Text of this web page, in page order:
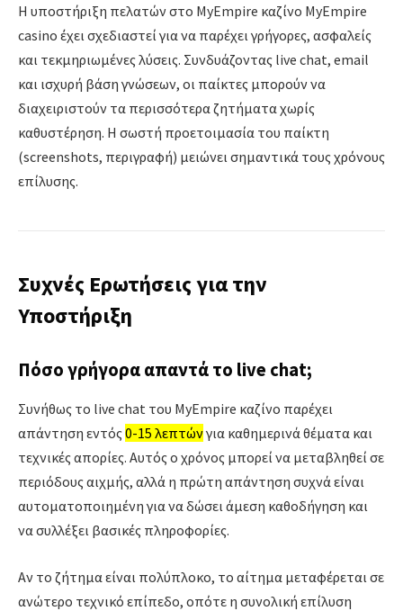
Η υποστήριξη πελατών στο MyEmpire καζίνο MyEmpire
casino έχει σχεδιαστεί για να παρέχει γρήγορες, ασφαλείς
και τεκμηριωμένες λύσεις. Συνδυάζοντας live chat, email
και ισχυρή βάση γνώσεων, οι παίκτες μπορούν να
διαχειριστούν τα περισσότερα ζητήματα χωρίς
καθυστέρηση. Η σωστή προετοιμασία του παίκτη
(screenshots, περιγραφή) μειώνει σημαντικά τους χρόνους
επίλυσης.
Συχνές Ερωτήσεις για την
Υποστήριξη
Πόσο γρήγορα απαντά το live chat;
Συνήθως το live chat του MyEmpire καζίνο παρέχει
απάντηση εντός0-15 λεπτώνγια καθημερινά θέματα και
τεχνικές απορίες. Αυτός ο χρόνος μπορεί να μεταβληθεί σε
περιόδους αιχμής, αλλά η πρώτη απάντηση συχνά είναι
αυτοματοποιημένη για να δώσει άμεση καθοδήγηση και
να συλλέξει βασικές πληροφορίες.
Αν το ζήτημα είναι πολύπλοκο, το αίτημα μεταφέρεται σε
ανώτερο τεχνικό επίπεδο, οπότε η συνολική επίλυση